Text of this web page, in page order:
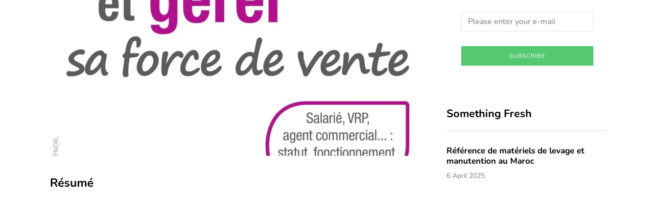
Résumé
SUBSCRIBE
Something Fresh
Référence de matériels de levage et
manutention au Maroc
6 April 2025